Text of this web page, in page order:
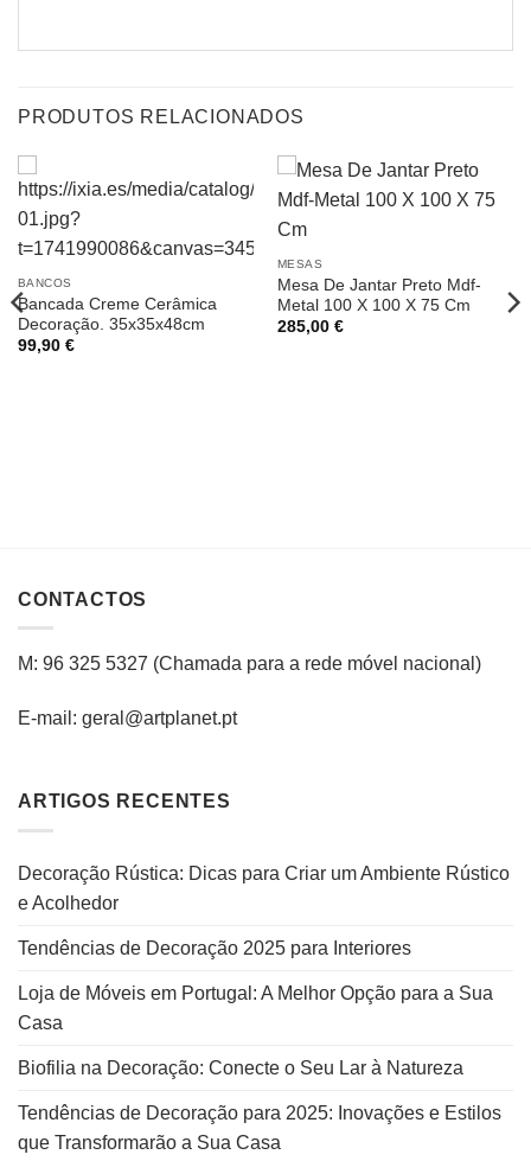
PRODUTOS RELACIONADOS
BANCOS
Bancada Creme Cerâmica
Decoração. 35x35x48cm
99,90 €
MESAS
Mesa De Jantar Preto Mdf-
Metal 100 X 100 X 75 Cm
285,00 €
CONTACTOS
M: 96 325 5327 (Chamada para a rede móvel nacional )
E-mail: geral@artplanet.pt
ARTIGOS RECENTES
Decoração Rústica: Dicas para Criar um Ambiente Rústico
e Acolhedor
Tendências de Decoração 2025 para Interiores
Loja de Móveis em Portugal: A Melhor Opção para a Sua
Casa
Biofilia na Decoração: Conecte o Seu Lar à Natureza
Tendências de Decoração para 2025: Inovações e Estilos
que Transformarão a Sua Casa